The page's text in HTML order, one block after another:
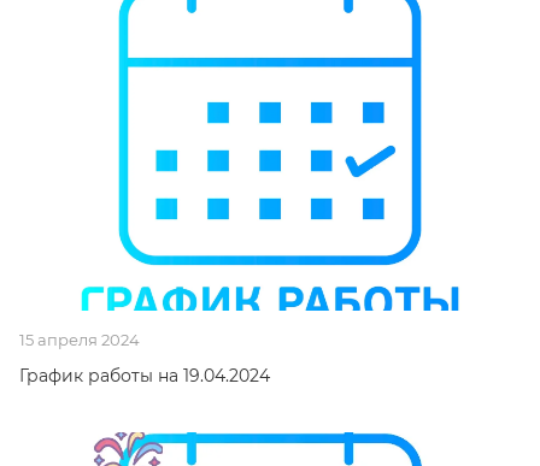
15 апреля 2024
График работы на 19.04.2024